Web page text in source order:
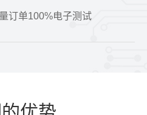
订单100%电子测试